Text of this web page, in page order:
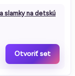
slamky na detskú
Otvoriť set